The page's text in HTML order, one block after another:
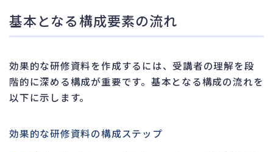
基本となる構成要素の流れ
効果的な研修資料を作成するには、受講者の理解を段
階的に深める構成が重要です。基本となる構成の流れを
以下に示します。
効果的な研修資料の構成ステップ